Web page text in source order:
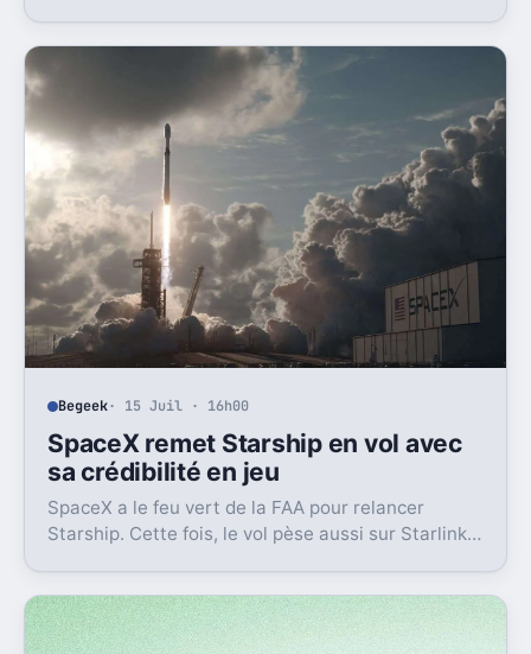
Begeek· 15 Juil · 16h00
SpaceX remet Starship en vol avec
sa crédibilité en jeu
SpaceX a le feu vert de la FAA pour relancer
Starship. Cette fois, le vol pèse aussi sur Starlink